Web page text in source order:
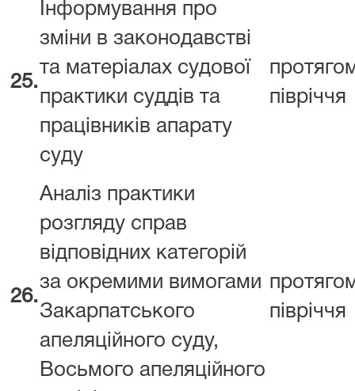
25.
Інформування про
зміни в законодавстві
та матеріалах судової
практики суддів та
працівників апарату
суду
півріччя
26.
Аналіз практики
розгляду справ
відповідних категорій
за окремими вимогами
Закарпатського
апеляційного суду,
Восьмого апеляційного
півріччя